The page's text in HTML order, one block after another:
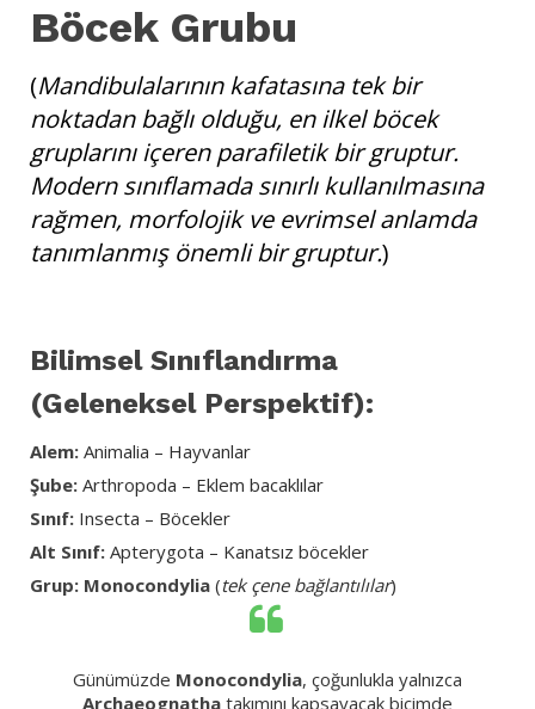
Böcek Grubu
(Mandibulalarının kafatasına tek bir
noktadan bağlı olduğu, en ilkel böcek
gruplarını içeren parafiletik bir gruptur.
Modern sınıflamada sınırlı kullanılmasına
rağmen, morfolojik ve evrimsel anlamda
tanımlanmış önemli bir gruptur.)
Bilimsel Sınıflandırma
(Geleneksel Perspektif):
Alem: Animalia – Hayvanlar
Şube: Arthropoda – Eklem bacaklılar
Sınıf: Insecta – Böcekler
Alt Sınıf: Apterygota – Kanatsız böcekler
Grup: Monocondylia (tek çene bağlantılılar)
Günümüzde Monocondylia, çoğunlukla yalnızca
Archaeognatha takımını kapsayacak biçimde